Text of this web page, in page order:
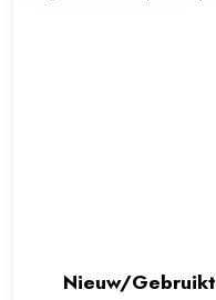
Nieuw/Gebruikt